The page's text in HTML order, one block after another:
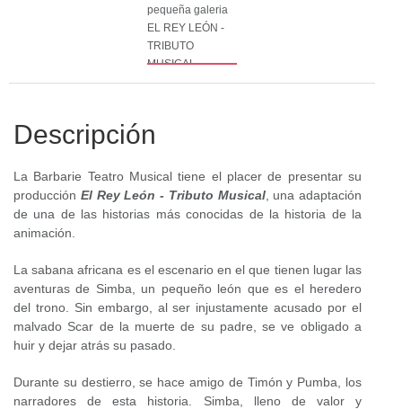
Descripción
La Barbarie Teatro Musical tiene el placer de presentar su
producción El Rey León - Tributo Musical, una adaptación
de una de las historias más conocidas de la historia de la
animación.
La sabana africana es el escenario en el que tienen lugar las
aventuras de Simba, un pequeño león que es el heredero
del trono. Sin embargo, al ser injustamente acusado por el
malvado Scar de la muerte de su padre, se ve obligado a
huir y dejar atrás su pasado.
Durante su destierro, se hace amigo de Timón y Pumba, los
narradores de esta historia. Simba, lleno de valor y